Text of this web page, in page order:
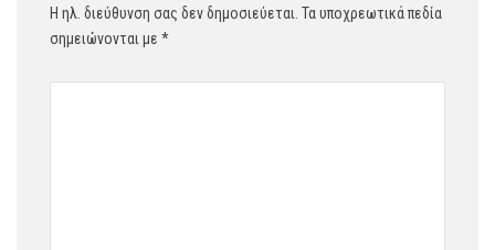
Η ηλ. διεύθυνση σας δεν δημοσιεύεται. Τα υποχρεωτικά πεδία
σημειώνονται με *